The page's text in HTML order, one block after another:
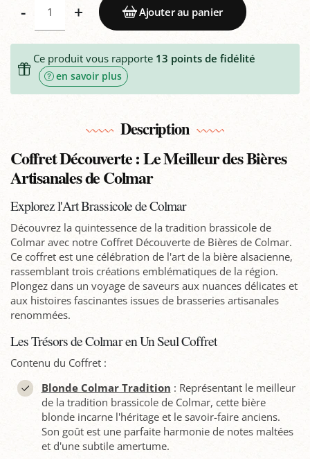
- + Ajouter au panier
Ce produit vous rapporte 13 points de fidélité
en savoir plus
Description
Coffret Découverte : Le Meilleur des Bières
Artisanales de Colmar
Explorez l'Art Brassicole de Colmar
Découvrez la quintessence de la tradition brassicole de
Colmar avec notre Coffret Découverte de Bières de Colmar.
Ce coffret est une célébration de l'art de la bière alsacienne,
rassemblant trois créations emblématiques de la région.
Plongez dans un voyage de saveurs aux nuances délicates et
aux histoires fascinantes issues de brasseries artisanales
renommées.
Les Trésors de Colmar en Un Seul Coffret
Contenu du Coffret :
Blonde Colmar Tradition : Représentant le meilleur
de la tradition brassicole de Colmar, cette bière
blonde incarne l'héritage et le savoir-faire anciens.
Son goût est une parfaite harmonie de notes maltées
et d'une subtile amertume.